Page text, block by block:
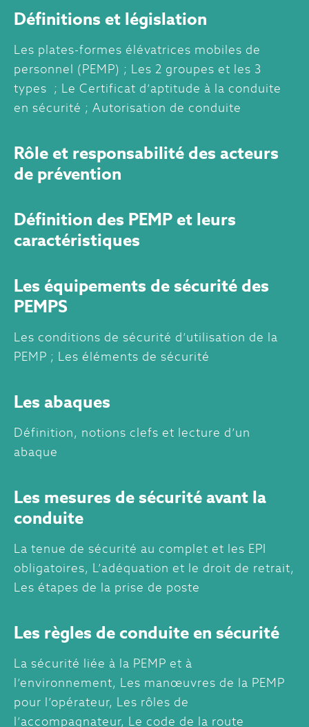
Définitions et législation
Les plates-formes élévatrices mobiles de
personnel (PEMP) ; Les 2 groupes et les 3
types ; Le Certificat d’aptitude à la conduite
en sécurité ; Autorisation de conduite
Rôle et responsabilité des acteurs
de prévention
Définition des PEMP et leurs
caractéristiques
Les équipements de sécurité des
PEMPS
Les conditions de sécurité d’utilisation de la
PEMP ; Les éléments de sécurité
Les abaques
Définition, notions clefs et lecture d’un
abaque
Les mesures de sécurité avant la
conduite
La tenue de sécurité au complet et les EPI
obligatoires, L’adéquation et le droit de retrait,
Les étapes de la prise de poste
Les règles de conduite en sécurité
La sécurité liée à la PEMP et à
l’environnement, Les manœuvres de la PEMP
pour l’opérateur, Les rôles de
l’accompagnateur, Le code de la route